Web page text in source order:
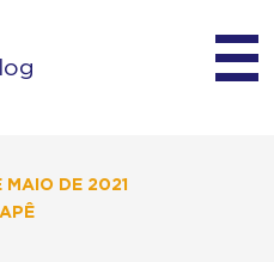
MAIO DE 2021